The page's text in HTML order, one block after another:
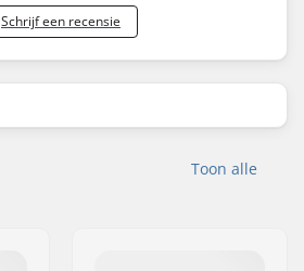
Schrijf een recensie
Toon alle